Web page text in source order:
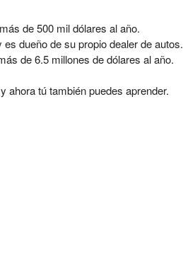
de 500 mil dólares al año.
dueño de su propio dealer de autos.
de 6.5 millones de dólares al año.
ahora tú también puedes aprender.